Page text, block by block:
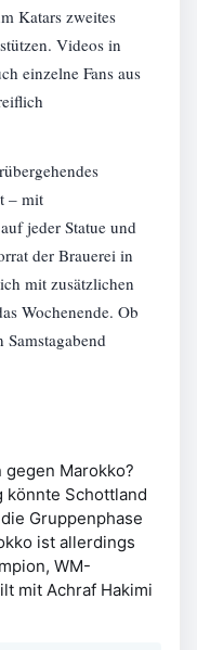
Katars zweites
Videos in
einzelne Fans aus
– mit
jeder Statue und
der Brauerei in
mit zusätzlichen
Wochenende. Ob
Marokko?
könnte Schottland
Gruppenphase
ist allerdings
WM-
mit Achraf Hakimi